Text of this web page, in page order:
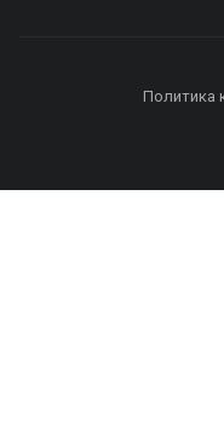
Политика